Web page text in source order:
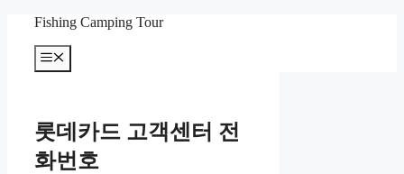
Fishing Camping Tour
메
뉴
롯데카드 고객센터 전
화번호